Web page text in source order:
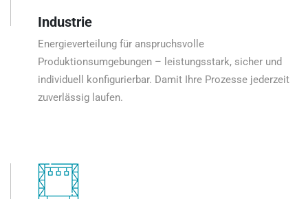
Industrie
Energieverteilung für anspruchsvolle
Produktionsumgebungen – leistungsstark, sicher und
individuell konfigurierbar. Damit Ihre Prozesse jederzeit
zuverlässig laufen.